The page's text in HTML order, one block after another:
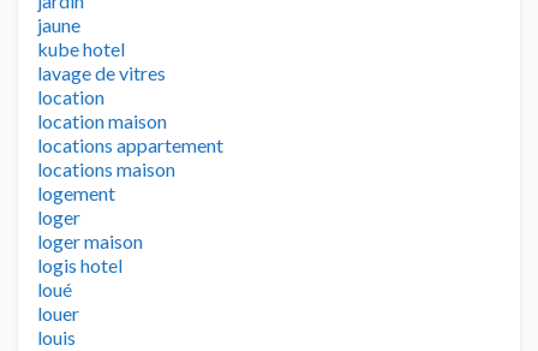
jaune
kube hotel
lavage de vitres
location
location maison
locations appartement
locations maison
logement
loger
loger maison
logis hotel
loué
louer
louis